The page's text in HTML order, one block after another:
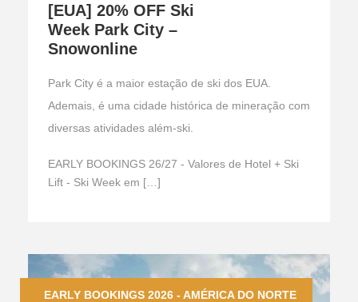
[EUA] 20% OFF Ski
Week Park City –
Snowonline
Park City é a maior estação de ski dos EUA.
Ademais, é uma cidade histórica de mineração com
diversas atividades além-ski.
EARLY BOOKINGS 26/27 - Valores de Hotel + Ski
Lift - Ski Week em […]
EARLY BOOKINGS 2026 - AMÉRICA DO NORTE